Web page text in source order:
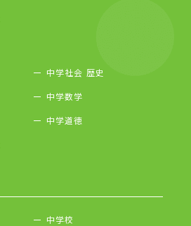
中学社会 歴史
中学数学
中学道徳
中学校